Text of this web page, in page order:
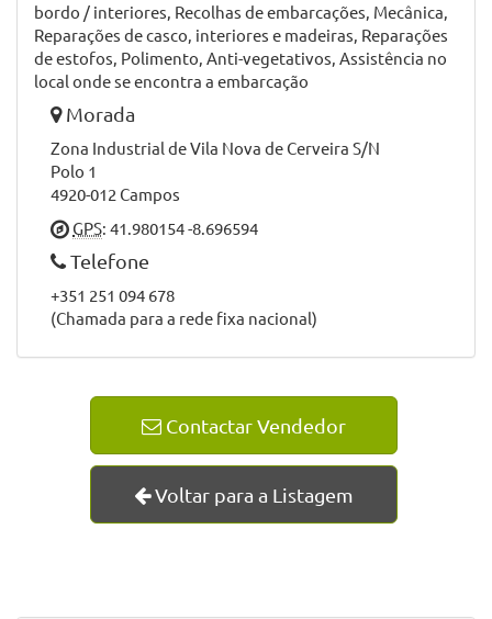
bordo / interiores, Recolhas de embarcações, Mecânica,
Reparações de casco, interiores e madeiras, Reparações
de estofos, Polimento, Anti-vegetativos, Assistência no
local onde se encontra a embarcação
Morada
Zona Industrial de Vila Nova de Cerveira S/N
Polo 1
4920-012 Campos
GPS: 41.980154 -8.696594
Telefone
+351 251 094 678
(Chamada para a rede fixa nacional)
Contactar Vendedor
Voltar para a Listagem